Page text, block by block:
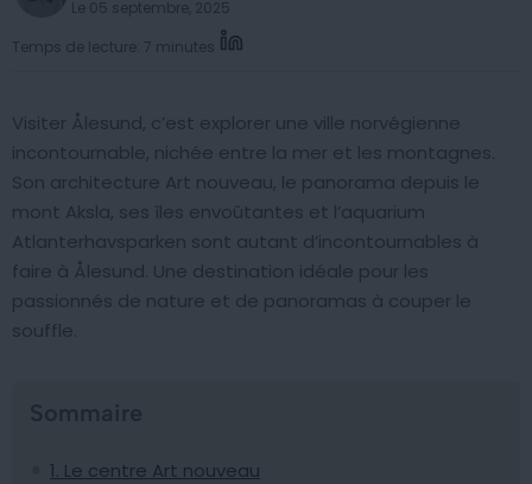
Le 05 septembre, 2025
Temps de lecture: 7 minutes
Visiter Ålesund, c’est explorer une ville norvégienne
incontournable, nichée entre la mer et les montagnes.
Son architecture Art nouveau, le panorama depuis le
mont Aksla, ses îles envoûtantes et l’aquarium
Atlanterhavsparken sont autant d’incontournables à
faire à Ålesund. Une destination idéale pour les
passionnés de nature et de panoramas à couper le
souffle.
1. Le centre Art nouveau